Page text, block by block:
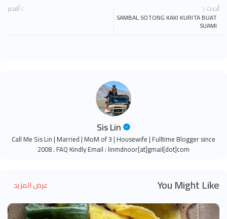
أحدث
SAMBAL SOTONG KAKI KURITA BUAT
SUAMI
أقدم
Sis Lin
Call Me Sis Lin | Married | MoM of 3 | Housewife | Fulltime Blogger since
2008 . FAQ Kindly Email : linmdnoor[at]gmail[dot]com
You Might Like عرض المزيد